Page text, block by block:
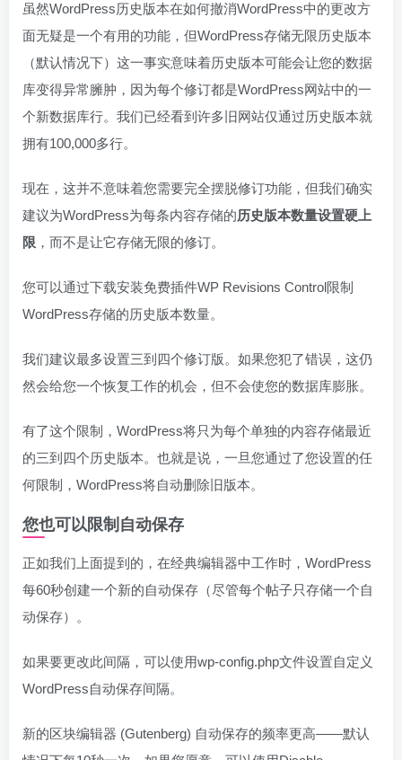
虽然WordPress历史版本在如何撤消WordPress中的更改方
面无疑是一个有用的功能，但WordPress存储无限历史版本
（默认情况下）这一事实意味着历史版本可能会让您的数据
库变得异常臃肿，因为每个修订都是WordPress网站中的一
个新数据库行。我们已经看到许多旧网站仅通过历史版本就
拥有100,000多行。
现在，这并不意味着您需要完全摆脱修订功能，但我们确实
建议为WordPress为每条内容存储的历史版本数量设置硬上
限 ，而不是让它存储无限的修订。
您可以通过下载安装免费插件WP Revisions Control限制
WordPress存储的历史版本数量。
我们建议最多设置三到四个修订版。如果您犯了错误，这仍
然会给您一个恢复工作的机会，但不会使您的数据库膨胀。
有了这个限制，WordPress将只为每个单独的内容存储最近
的三到四个历史版本。也就是说，一旦您通过了您设置的任
何限制，WordPress将自动删除旧版本。
您也可以限制自动保存
正如我们上面提到的，在经典编辑器中工作时，WordPress
每60秒创建一个新的自动保存（尽管每个帖子只存储一个自
动保存）。
如果要更改此间隔，可以使用wp-config.php文件设置自定义
WordPress自动保存间隔。
新的区块编辑器 (Gutenberg) 自动保存的频率更高——默认